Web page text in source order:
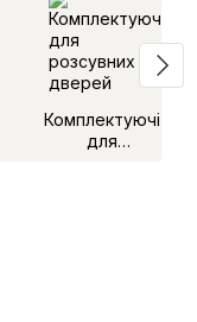
Комплектуючі
для